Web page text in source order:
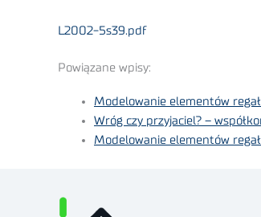
L2002-5s39.pdf
Powiązane wpisy:
Modelowanie elementów
Wróg czy przyjaciel? –
Modelowanie elementów